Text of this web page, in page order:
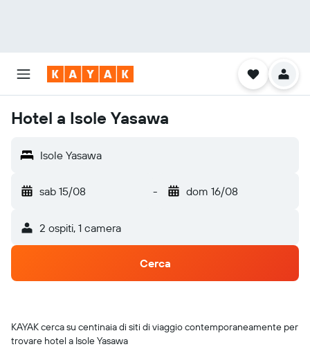
Hotel a Isole Yasawa
Isole Yasawa
sab 15/08 - dom 16/08
2 ospiti, 1 camera
Cerca
KAYAK cerca su centinaia di siti di viaggio contemporaneamente per
trovare hotel a Isole Yasawa